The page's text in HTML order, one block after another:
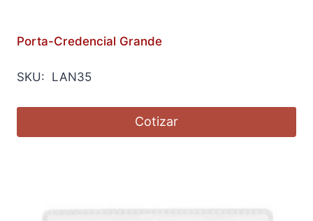
Porta-Credencial Grande
SKU: LAN35
Cotizar